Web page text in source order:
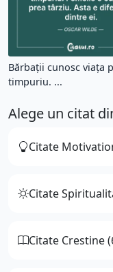
Bărbaţii cunosc viaţa
timpuriu. ...
Alege un citat
Citate
Citate
Citate Crestine